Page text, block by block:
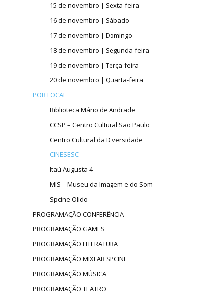
15 de novembro | Sexta-feira
16 de novembro | Sábado
17 de novembro | Domingo
18 de novembro | Segunda-feira
19 de novembro | Terça-feira
20 de novembro | Quarta-feira
POR LOCAL
Biblioteca Mário de Andrade
CCSP – Centro Cultural São Paulo
Centro Cultural da Diversidade
CINESESC
Itaú Augusta 4
MIS – Museu da Imagem e do Som
Spcine Olido
PROGRAMAÇÃO CONFERÊNCIA
PROGRAMAÇÃO GAMES
PROGRAMAÇÃO LITERATURA
PROGRAMAÇÃO MIXLAB SPCINE
PROGRAMAÇÃO MÚSICA
PROGRAMAÇÃO TEATRO